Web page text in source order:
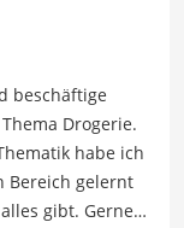
für sie zu
diese
zu ihrer
Lesen, und
an
unserer Sicht
beschäftige
Drogerie.
habe ich
Bereich gelernt
gibt. Gerne